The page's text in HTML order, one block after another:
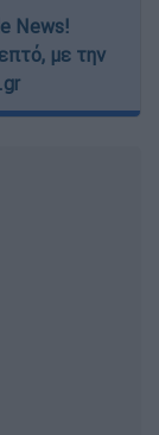
News!
με την